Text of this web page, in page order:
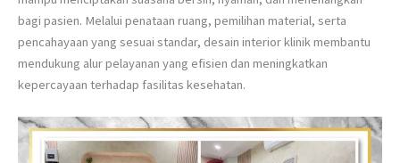
bagi pasien. Melalui penataan ruang, pemilihan material, serta
pencahayaan yang sesuai standar, desain interior klinik membantu
mendukung alur pelayanan yang efisien dan meningkatkan
kepercayaan terhadap fasilitas kesehatan.